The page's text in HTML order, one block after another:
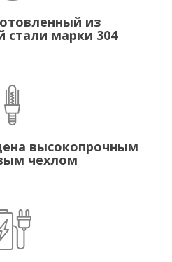
из
марки 304
высокопрочным
чехлом